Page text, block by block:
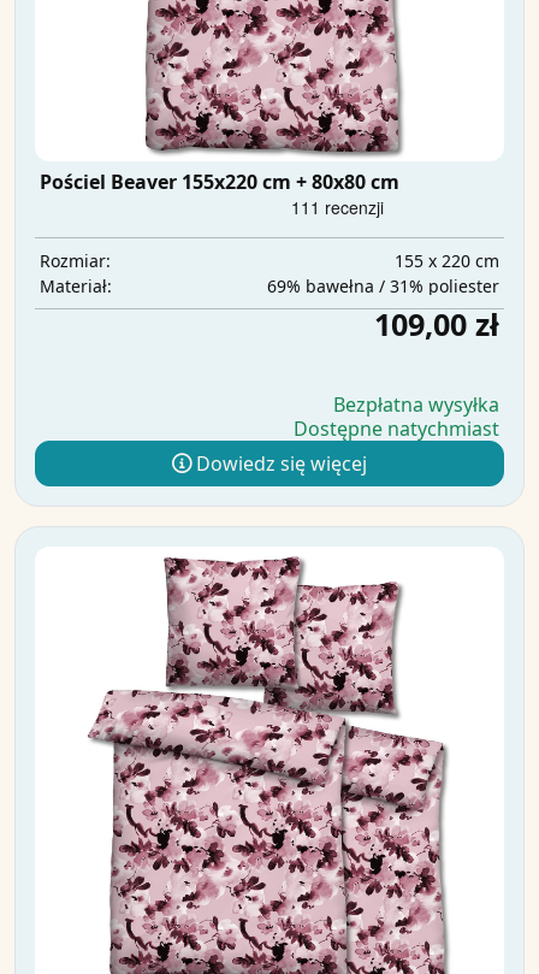
Pościel Beaver 155x220 cm + 80x80 cm
Rozmiar:
155 x 220 cm
Materiał:
69% bawełna / 31% poliester
109,00 zł
Bezpłatna wysyłka
Dostępne natychmiast
Dowiedz się więcej